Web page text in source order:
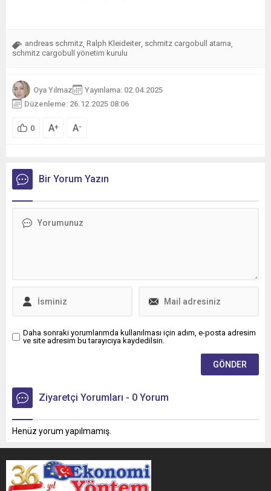
andreas schmitz, Ralph Kleideiter, schmitz cargobull atama,
schmitz cargobull yönetim kurulu
Oya Yılmaz
Yayınlama: 02.04.2025
Düzenleme: 26.12.2025 08:06
0 A+ A-
Bir Yorum Yazın
Daha sonraki yorumlarımda kullanılması için adım, e-posta adresim
ve site adresim bu tarayıcıya kaydedilsin.
Ziyaretçi Yorumları - 0 Yorum
Henüz yorum yapılmamış.